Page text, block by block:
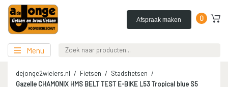
Afspraak maken 0
Menu
dejonge2wielers.nl Fietsen
Stadsfietsen
Gazelle CHAMONIX HMS BELT TEST E-BIKE L53 Tropical blue S5